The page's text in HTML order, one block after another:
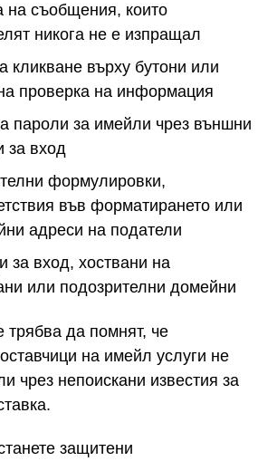
на съобщения, които
никога не е изпращал
кликване върху бутони или
проверка на информация
пароли за имейли чрез външни
за вход
формулировки,
във форматирането или
адреси на податели
за вход, хоствани на
или подозрителни домейни
трябва да помнят, че
на имейл услуги не
чрез непоискани известия за
защитени